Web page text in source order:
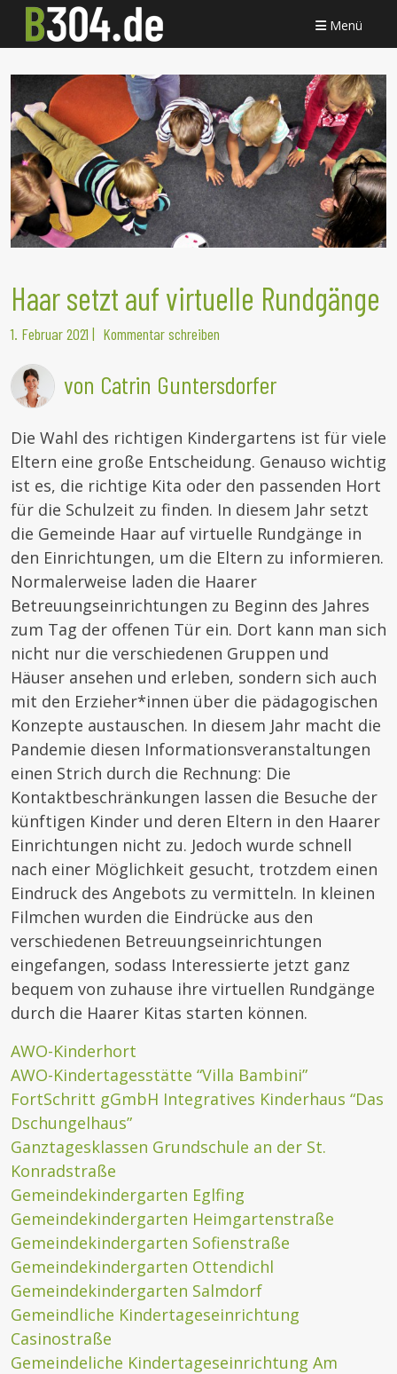
Menü
Haar setzt auf virtuelle Rundgänge
1. Februar 2021 | Kommentar schreiben
von Catrin Guntersdorfer
Die Wahl des richtigen Kindergartens ist für viele
Eltern eine große Entscheidung. Genauso wichtig
ist es, die richtige Kita oder den passenden Hort
für die Schulzeit zu finden. In diesem Jahr setzt
die Gemeinde Haar auf virtuelle Rundgänge in
den Einrichtungen, um die Eltern zu informieren.
Normalerweise laden die Haarer
Betreuungseinrichtungen zu Beginn des Jahres
zum Tag der offenen Tür ein. Dort kann man sich
nicht nur die verschiedenen Gruppen und
Häuser ansehen und erleben, sondern sich auch
mit den Erzieher*innen über die pädagogischen
Konzepte austauschen. In diesem Jahr macht die
Pandemie diesen Informationsveranstaltungen
einen Strich durch die Rechnung: Die
Kontaktbeschränkungen lassen die Besuche der
künftigen Kinder und deren Eltern in den Haarer
Einrichtungen nicht zu. Jedoch wurde schnell
nach einer Möglichkeit gesucht, trotzdem einen
Eindruck des Angebots zu vermitteln. In kleinen
Filmchen wurden die Eindrücke aus den
verschiedenen Betreuungseinrichtungen
eingefangen, sodass Interessierte jetzt ganz
bequem von zuhause ihre virtuellen Rundgänge
durch die Haarer Kitas starten können.
AWO-Kinderhort
AWO-Kindertagesstätte “Villa Bambini”
FortSchritt gGmbH Integratives Kinderhaus “Das
Dschungelhaus”
Ganztagesklassen Grundschule an der St.
Konradstraße
Gemeindekindergarten Eglfing
Gemeindekindergarten Heimgartenstraße
Gemeindekindergarten Sofienstraße
Gemeindekindergarten Ottendichl
Gemeindekindergarten Salmdorf
Gemeindliche Kindertageseinrichtung
Casinostraße
Gemeindeliche Kindertageseinrichtung Am